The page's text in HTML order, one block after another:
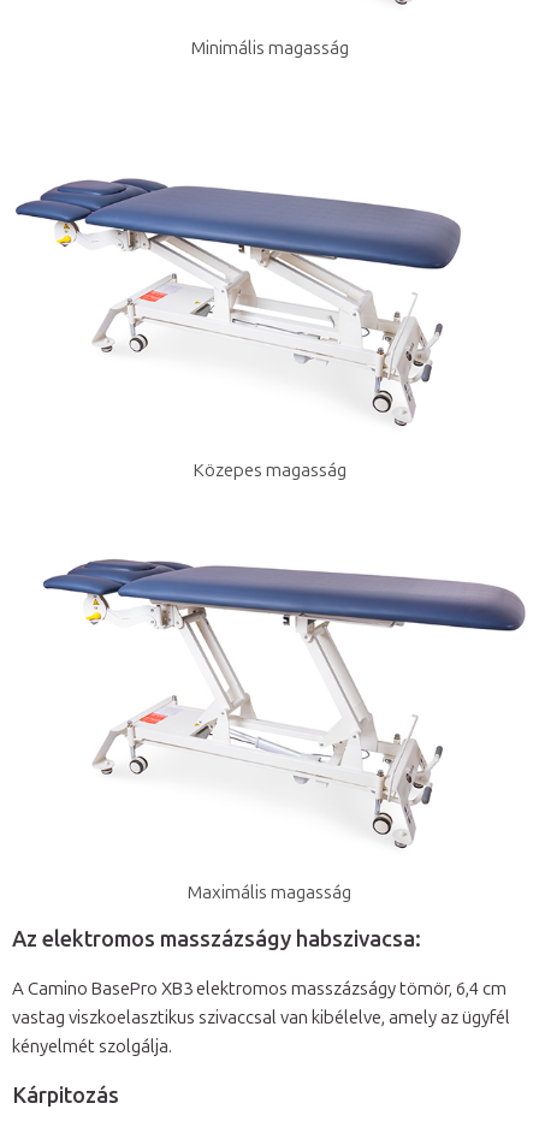
Minimális magasság
Közepes magasság
Maximális magasság
Az elektromos masszázságy habszivacsa:
A Camino BasePro XB3 elektromos masszázságy tömör, 6,4 cm
vastag viszkoelasztikus szivaccsal van kibélelve, amely az ügyfél
kényelmét szolgálja.
Kárpitozás